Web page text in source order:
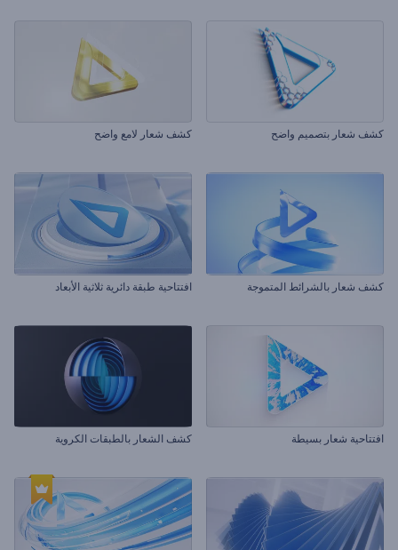
كشف شعار بتصميم واضح كشف شعار لامع واضح
كشف شعار بالشرائط المتموجة افتتاحية طبقة دائرية ثلاثية الأبعاد
افتتاحية شعار بسيطة كشف الشعار بالطبقات الكروية